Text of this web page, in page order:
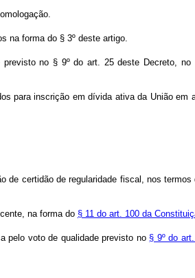
na forma do § 3º deste artigo.
no § 9º do art. 25 deste Decreto, no
para inscrição em dívida ativa da União em
de certidão de regularidade fiscal, nos termos
na forma do § 11 do art. 100 da
pelo voto de qualidade previsto no § 9º do